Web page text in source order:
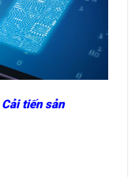
Cải tiến sản